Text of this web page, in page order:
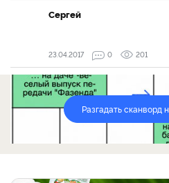
Сергей
23.04.2017
0 201
Разгадать сканворд